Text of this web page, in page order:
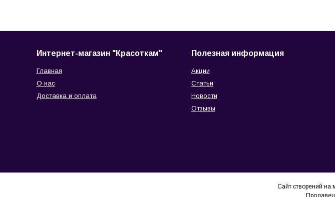
Интернет-магазин "Красоткам"
Главная
О нас
Доставка и оплата
Полезная информация
Акции
Статьи
Новости
Отзывы
Сайт створений на